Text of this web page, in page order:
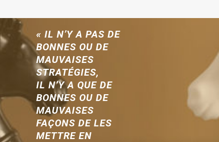
« IL N’Y A PAS DE
BONNES OU DE
MAUVAISES
STRATÉGIES,
IL N’Y A QUE DE
BONNES OU DE
MAUVAISES
FAÇONS DE LES
METTRE EN